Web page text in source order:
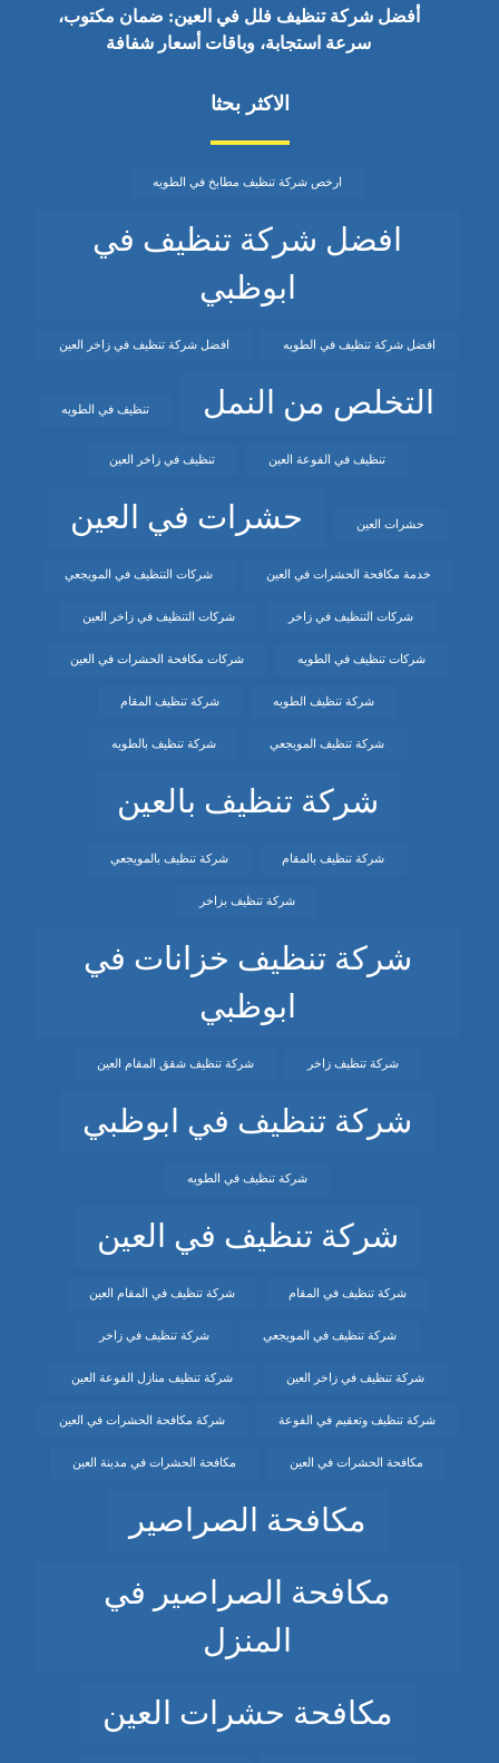
أفضل شركة تنظيف فلل في العين: ضمان مكتوب،
سرعة استجابة، وباقات أسعار شفافة
الاكثر بحثا
ارخص شركة تنظيف مطابخ في الطويه
افضل شركة تنظيف في
ابوظبي
افضل شركة تنظيف في الطويه افضل شركة تنظيف في زاخر العين
التخلص من النمل تنظيف في الطويه
تنظيف في الفوعة العين تنظيف في زاخر العين
حشرات العين حشرات في العين
خدمة مكافحة الحشرات في العين شركات التنظيف في المويجعي
شركات التنظيف في زاخر شركات التنظيف في زاخر العين
شركات تنظيف في الطويه شركات مكافحة الحشرات في العين
شركة تنظيف الطويه شركة تنظيف المقام
شركة تنظيف المويجعي شركة تنظيف بالطويه
شركة تنظيف بالعين
شركة تنظيف بالمقام شركة تنظيف بالمويجعي
شركة تنظيف بزاخر
شركة تنظيف خزانات في
ابوظبي
شركة تنظيف زاخر شركة تنظيف شقق المقام العين
شركة تنظيف في ابوظبي
شركة تنظيف في الطويه
شركة تنظيف في العين
شركة تنظيف في المقام شركة تنظيف في المقام العين
شركة تنظيف في المويجعي شركة تنظيف في زاخر
شركة تنظيف في زاخر العين شركة تنظيف منازل الفوعة العين
شركة تنظيف وتعقيم في الفوعة شركة مكافحة الحشرات في العين
مكافحة الحشرات في العين مكافحة الحشرات في مدينة العين
مكافحة الصراصير
مكافحة الصراصير في
المنزل
مكافحة حشرات العين